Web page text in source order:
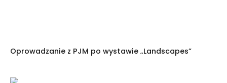
Oprowadzanie z PJM po wystawie „Landscapes”